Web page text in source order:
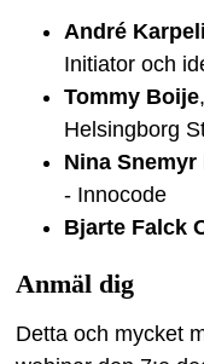
André
Initiator och
Tommy Boije
Helsingborg
Nina
- Innocode
Bjarte Falck
Anmäl dig
Detta och mycket